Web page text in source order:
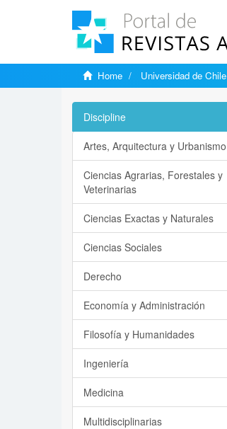
Home Universidad de Chile
Discipline
Artes, Arquitectura y Urbanismo
Ciencias Agrarias, Forestales y
Veterinarias
Ciencias Exactas y Naturales
Ciencias Sociales
Derecho
Economía y Administración
Filosofía y Humanidades
Ingeniería
Medicina
Multidisciplinarias